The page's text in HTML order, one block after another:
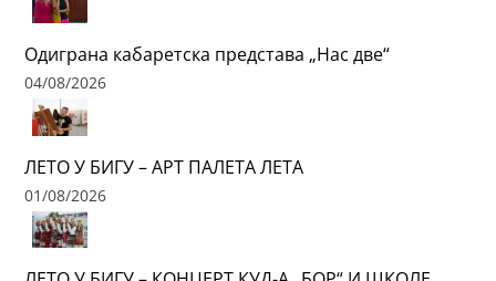
Одиграна кабаретска представа „Нас две“
04/08/2026
ЛЕТО У БИГУ – АРТ ПАЛЕТА ЛЕТА
01/08/2026